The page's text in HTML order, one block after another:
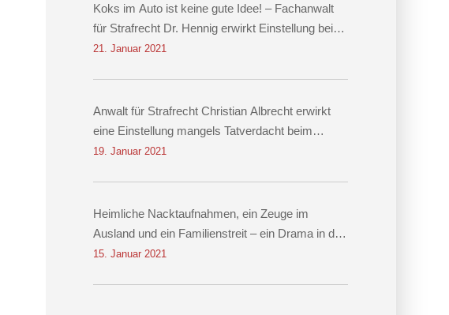
Koks im Auto ist keine gute Idee! – Fachanwalt
für Strafrecht Dr. Hennig erwirkt Einstellung beim
Vorwurf des Besitzes von Kokain!
21. Januar 2021
Anwalt für Strafrecht Christian Albrecht erwirkt
eine Einstellung mangels Tatverdacht beim
Vorwurf der Nachstellung
19. Januar 2021
Heimliche Nacktaufnahmen, ein Zeuge im
Ausland und ein Familienstreit – ein Drama in drei
Akten Einstellung des Verfahrens dank
15. Januar 2021